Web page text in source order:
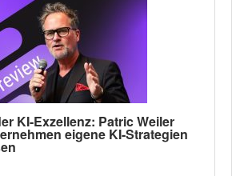
KI-Exzellenz: Patric Weiler
eigene KI-Strategien